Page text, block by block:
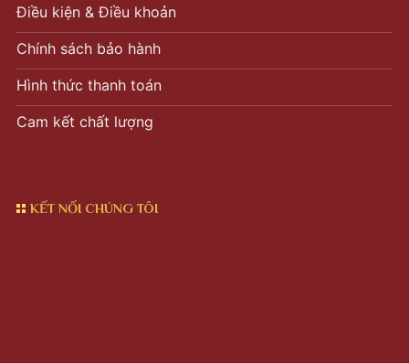
Điều kiện & Điều khoản
Chính sách bảo hành
Hình thức thanh toán
Cam kết chất lượng
KẾT NỐI CHÚNG TÔI